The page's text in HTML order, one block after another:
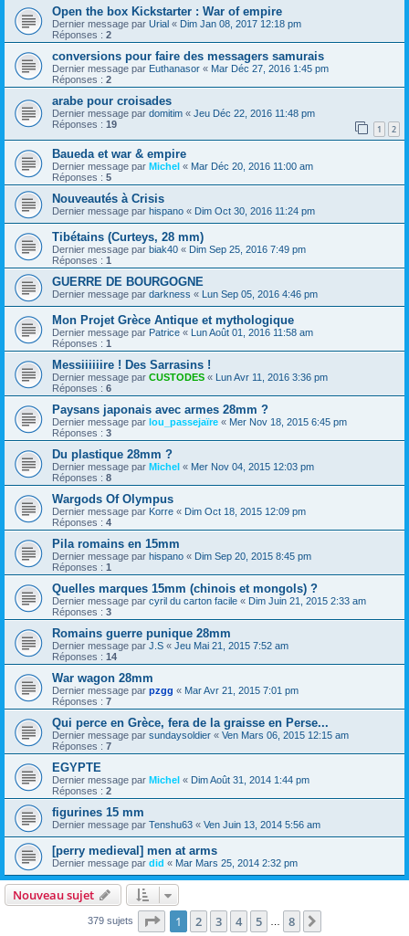
Open the box Kickstarter : War of empire
Dernier message par Urial « Dim Jan 08, 2017 12:18 pm
Réponses : 2
conversions pour faire des messagers samurais
Dernier message par Euthanasor « Mar Déc 27, 2016 1:45 pm
Réponses : 2
arabe pour croisades
Dernier message par domitim « Jeu Déc 22, 2016 11:48 pm
Réponses : 19 1 2
Baueda et war & empire
Dernier message par Michel « Mar Déc 20, 2016 11:00 am
Réponses : 5
Nouveautés à Crisis
Dernier message par hispano « Dim Oct 30, 2016 11:24 pm
Tibétains (Curteys, 28 mm)
Dernier message par biak40 « Dim Sep 25, 2016 7:49 pm
Réponses : 1
GUERRE DE BOURGOGNE
Dernier message par darkness « Lun Sep 05, 2016 4:46 pm
Mon Projet Grèce Antique et mythologique
Dernier message par Patrice «
Lun Août 01, 2016 11:58 am
Réponses : 1
Messiiiiiire ! Des Sarrasins !
Dernier message par CUSTODES «
Lun Avr 11, 2016 3:36 pm
Réponses : 6
Paysans japonais avec armes 28mm ?
Dernier message par lou_passejaïre « Mer Nov 18, 2015 6:45 pm
Réponses : 3
Du plastique 28mm ?
Dernier message par Michel « Mer Nov 04, 2015 12:03 pm
Réponses : 8
Wargods Of Olympus
Dernier message par Korre « Dim Oct 18, 2015 12:09 pm
Réponses : 4
Pila romains en 15mm
Dernier message par hispano « Dim Sep 20, 2015 8:45 pm
Réponses : 1
Quelles marques 15mm (chinois et mongols) ?
Dernier message par cyril du carton facile « Dim Juin 21, 2015 2:33 am
Réponses : 3
Romains guerre punique 28mm
Dernier message par J.S « Jeu Mai 21, 2015 7:52 am
Réponses : 14
War wagon 28mm
Dernier message par pzgg « Mar Avr 21, 2015 7:01 pm
Réponses : 7
Qui perce en Grèce, fera de la graisse en Perse...
Dernier message par sundaysoldier « Ven Mars 06, 2015 12:15 am
Réponses : 7
EGYPTE
Dernier message par Michel « Dim Août 31, 2014 1:44 pm
Réponses : 2
figurines 15 mm
Dernier message par Tenshu63 « Ven Juin 13, 2014 5:56 am
[perry medieval] men at arms
Dernier message par did « Mar Mars 25, 2014 2:32 pm
Nouveau sujet
379 sujets Page 1sur8
1 2 3 4 5 8